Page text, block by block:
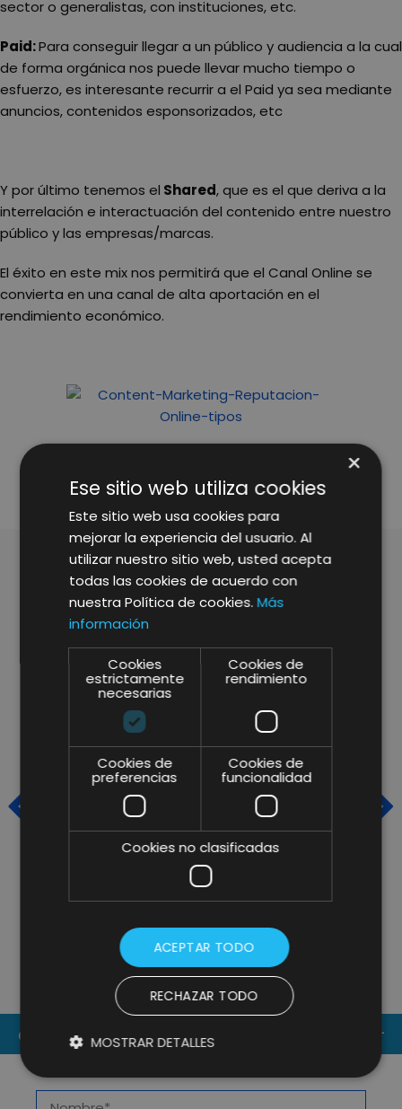
sector o generalistas, con instituciones, etc.
Paid:Para conseguir llegar a un público y audiencia a la cual
de forma orgánica nos puede llevar mucho tiempo o
esfuerzo, es interesante recurrir a el Paid ya sea mediante
anuncios, contenidos esponsorizados, etc
Y por último tenemos el Shared, que es el que deriva a la
interrelación e interactuación del contenido entre nuestro
público y las empresas/marcas.
El éxito en este mix nos permitirá que el Canal Online se
convierta en una canal de alta aportación en el
rendimiento económico.
ARTÍCULOS RELACIONADOS
15 PLATAFORMAS Y
HERRAMIENTAS DEL MARKETING
DIGITAL
CONTACT US
×
Ese sitio web utiliza cookies
Este sitio web usa cookies para
mejorar la experiencia del usuario. Al
utilizar nuestro sitio web, usted acepta
todas las cookies de acuerdo con
nuestra Política de cookies.Más
información
Cookies
estrictamente
necesarias
Cookies de
rendimiento
Cookies de
preferencias
Cookies de
funcionalidad
Cookies no clasificadas
ACEPTAR TODO
RECHAZAR TODO
MOSTRAR DETALLES